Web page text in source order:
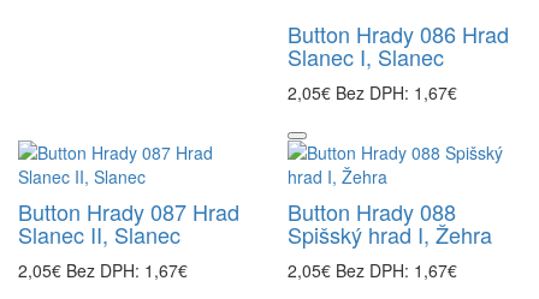
Button Hrady 086 Hrad
Slanec I, Slanec
2,05€ Bez DPH: 1,67€
Button Hrady 087 Hrad
Slanec II, Slanec
2,05€ Bez DPH: 1,67€
Button Hrady 088
Spišský hrad I, Žehra
2,05€ Bez DPH: 1,67€